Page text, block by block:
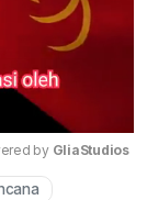
by GliaStudios